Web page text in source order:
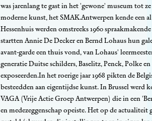
was jarenlang te gast in het 'gewone' museum tot
moderne kunst, het SMAK.Antwerpen kende een
Hessenhuis werden omstreeks 1960
startten Annie De Decker en Bernd Lohaus hun
avant-garde een thuis vond, van Lohaus'
generatie Duitse schilders, Baselitz, Penck, Polke
exposeerden.In het roerige jaar 1968 pikten de
besteedden aan eigentijdse kunst. In Brussel
VAGA (Vrije Actie Groep Antwerpen) die in een
en medezeggenschap opeiste. Het op de